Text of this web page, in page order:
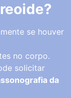
se houver
no corpo.
solicitar
da